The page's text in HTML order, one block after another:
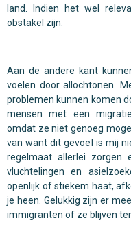
land. Indien het wel
obstakel zijn.
Aan de andere kant
voelen door allochtonen.
problemen kunnen komen
mensen met een
omdat ze niet genoeg
van want dit gevoel is mij
regelmaat allerlei zorgen
vluchtelingen en
openlijk of stiekem haat,
je heen. Gelukkig zijn er
immigranten of ze blijven